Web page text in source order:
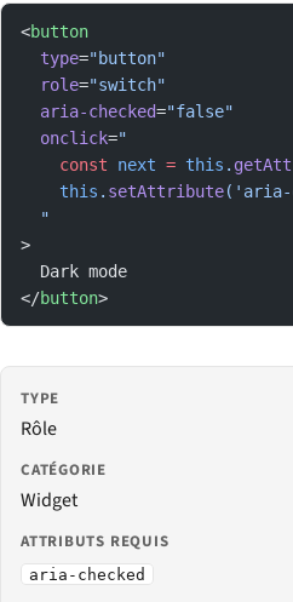
<button
  type
="button"
  role
="switch"
  aria-checked
="false"
  onclick
="
    const
next = this .
    this
. setAttribute('aria-
  "
>
  Dark mode
</button>
TYPE
Rôle
CATÉGORIE
Widget
ATTRIBUTS REQUIS
aria-checked